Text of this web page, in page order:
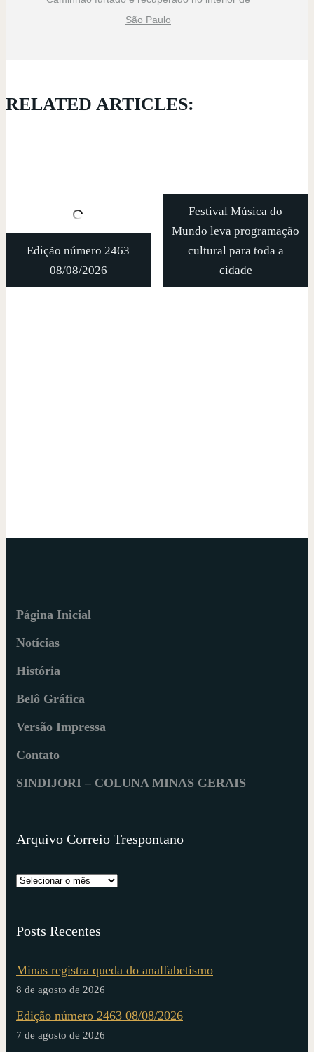
São Paulo
RELATED ARTICLES:
Edição número 2463
08/08/2026
Festival Música do
Mundo leva programação
cultural para toda a
cidade
Página Inicial
Notícias
História
Belô Gráfica
Versão Impressa
Contato
SINDIJORI – COLUNA MINAS GERAIS
Arquivo Correio Trespontano
Posts Recentes
Minas registra queda do analfabetismo
8 de agosto de 2026
Edição número 2463 08/08/2026
7 de agosto de 2026